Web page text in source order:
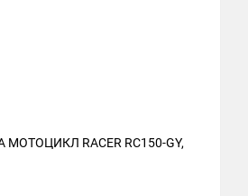
RACER RC150-GY,